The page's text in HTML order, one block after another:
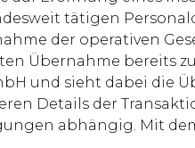
tätigen
der operativen
Übernahme bereits
und sieht dabei die
Details der
abhängig. Mit